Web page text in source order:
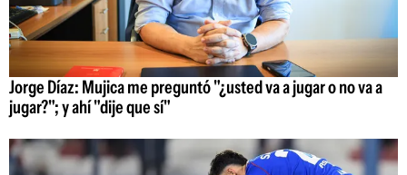
Jorge Díaz: Mujica me preguntó "¿usted va a jugar o no va a
jugar?"; y ahí "dije que sí"